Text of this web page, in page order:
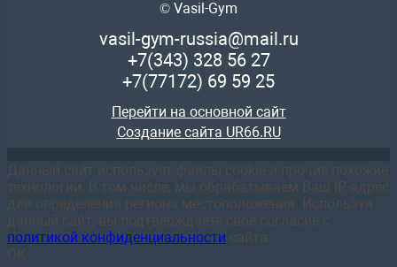
FTX-82032 Ягодичный мостик Fitex Pro
FTX-C415 Верхняя тяга Fitex Pro Профессиональный
дорогой бесшумный
199 579 руб.
отложить
© Vasil-Gym
vasil-gym-russia@mail.ru
+7(343) 328 56 27
+7(77172) 69 59 25
Перейти на основной сайт
Создание сайта UR66.RU
Данный сайт использует файлы cookie и прочие похожие
технологии. В том числе, мы обрабатываем Ваш IP-адрес
для определения региона местоположения. Используя
данный сайт, вы подтверждаете свое согласие с
политикой конфиденциальности сайта.
ОК